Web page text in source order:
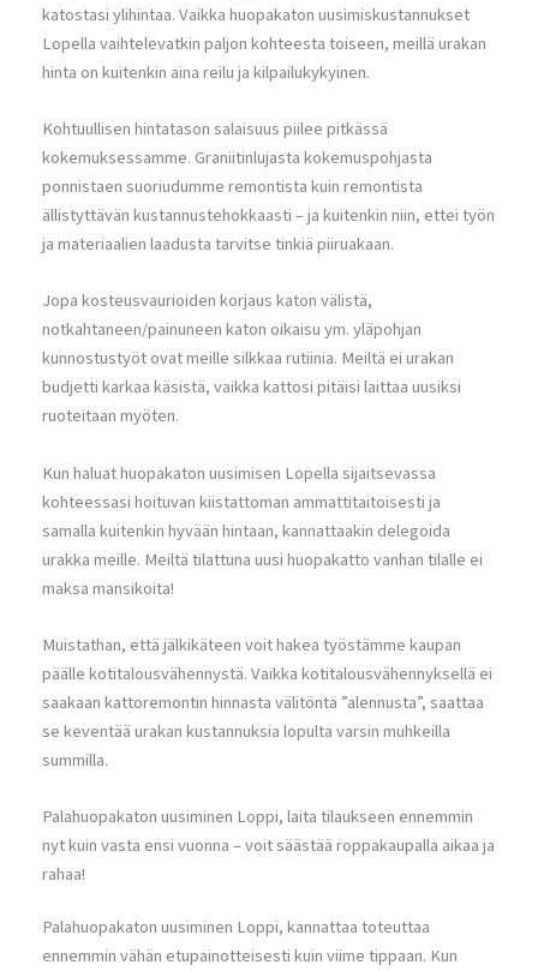
katostasi ylihintaa. Vaikka huopakaton uusimiskustannukset
Lopella vaihtelevatkin paljon kohteesta toiseen, meillä urakan
hinta on kuitenkin aina reilu ja kilpailukykyinen.
Kohtuullisen hintatason salaisuus piilee pitkässä
kokemuksessamme. Graniitinlujasta kokemuspohjasta
ponnistaen suoriudumme remontista kuin remontista
ällistyttävän kustannustehokkaasti – ja kuitenkin niin, ettei työn
ja materiaalien laadusta tarvitse tinkiä piiruakaan.
Jopa kosteusvaurioiden korjaus katon välistä,
notkahtaneen/painuneen katon oikaisu ym. yläpohjan
kunnostustyöt ovat meille silkkaa rutiinia. Meiltä ei urakan
budjetti karkaa käsistä, vaikka kattosi pitäisi laittaa uusiksi
ruoteitaan myöten.
Kun haluat huopakaton uusimisen Lopella sijaitsevassa
kohteessasi hoituvan kiistattoman ammattitaitoisesti ja
samalla kuitenkin hyvään hintaan, kannattaakin delegoida
urakka meille. Meiltä tilattuna uusi huopakatto vanhan tilalle ei
maksa mansikoita!
Muistathan, että jälkikäteen voit hakea työstämme kaupan
päälle kotitalousvähennystä. Vaikka kotitalousvähennyksellä ei
saakaan kattoremontin hinnasta välitöntä ”alennusta”, saattaa
se keventää urakan kustannuksia lopulta varsin muhkeilla
summilla.
Palahuopakaton uusiminen Loppi, laita tilaukseen ennemmin
nyt kuin vasta ensi vuonna – voit säästää roppakaupalla aikaa ja
rahaa!
Palahuopakaton uusiminen Loppi, kannattaa toteuttaa
ennemmin vähän etupainotteisesti kuin viime tippaan. Kun